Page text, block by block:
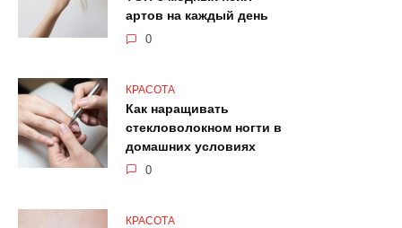
артов на каждый день
0
КРАСОТА
Как наращивать
стекловолокном ногти в
домашних условиях
0
КРАСОТА